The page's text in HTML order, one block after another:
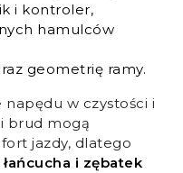
i kontroler,
hamulców
geometrię ramy.
w czystości i
brud mogą
jazdy, dlatego
i zębatek